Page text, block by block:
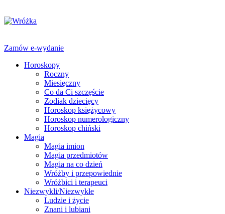
Zamów e-wydanie
Horoskopy
Roczny
Miesięczny
Co da Ci szczęście
Zodiak dziecięcy
Horoskop księżycowy
Horoskop numerologiczny
Horoskop chiński
Magia
Magia imion
Magia przedmiotów
Magia na co dzień
Wróżby i przepowiednie
Wróżbici i terapeuci
Niezwykli/Niezwykłe
Ludzie i życie
Znani i lubiani